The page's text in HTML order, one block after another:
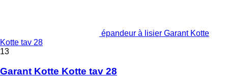
épandeur à lisier Garant Kotte
Kotte tav 28
13
Garant Kotte Kotte tav 28